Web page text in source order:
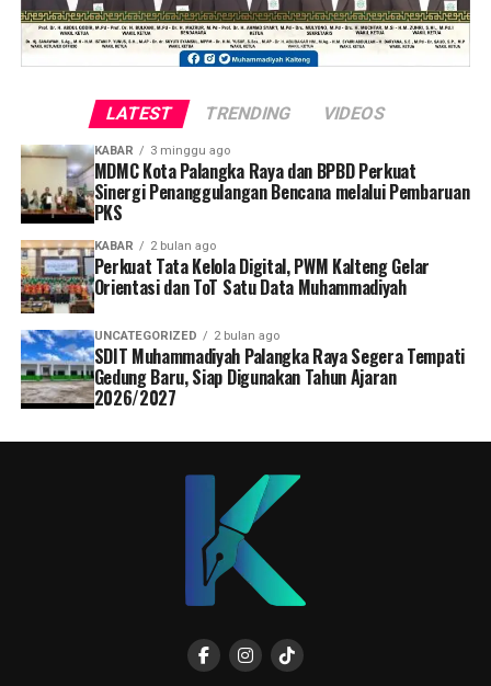
LATEST TRENDING VIDEOS
KABAR 3 minggu ago
MDMC Kota Palangka Raya dan BPBD Perkuat
Sinergi Penanggulangan Bencana melalui Pembaruan
PKS
KABAR 2 bulan ago
Perkuat Tata Kelola Digital, PWM Kalteng Gelar
Orientasi dan ToT Satu Data Muhammadiyah
UNCATEGORIZED 2 bulan ago
SDIT Muhammadiyah Palangka Raya Segera Tempati
Gedung Baru, Siap Digunakan Tahun Ajaran
2026/2027